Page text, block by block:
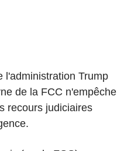
l'administration Trump
de la FCC n'empêche
recours judiciaires